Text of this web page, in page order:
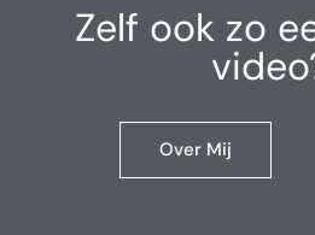
Zelf ook zo
Over Mij